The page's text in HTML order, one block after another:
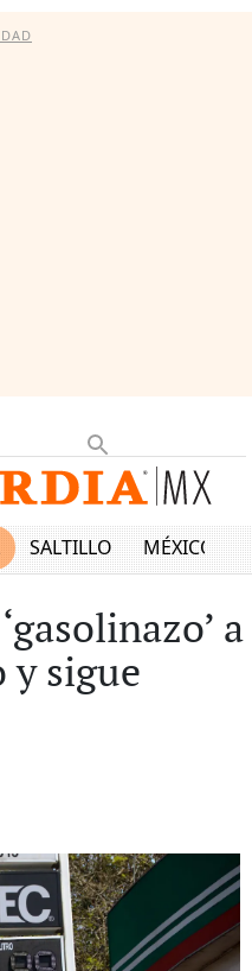
SALTILLO MÉXICO
a
y sigue